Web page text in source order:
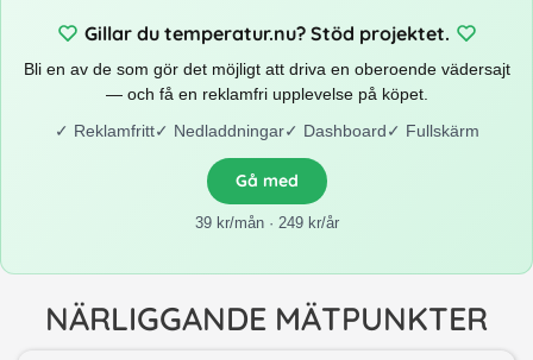
Gillar du temperatur.nu? Stöd projektet.
Bli en av de som gör det möjligt att driva en oberoende vädersajt
— och få en reklamfri upplevelse på köpet.
✓ Reklamfritt✓ Nedladdningar✓ Dashboard✓ Fullskärm
Gå med
39 kr/mån · 249 kr/år
NÄRLIGGANDE MÄTPUNKTER